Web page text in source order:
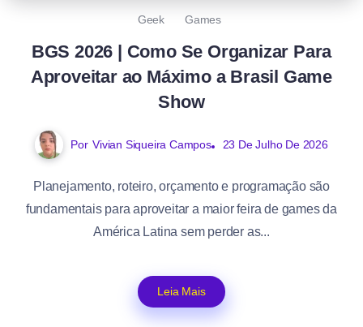
Geek Games
BGS 2026 | Como Se Organizar Para
Aproveitar ao Máximo a Brasil Game
Show
Por Vivian Siqueira Campos 23 De Julho De 2026
Planejamento, roteiro, orçamento e programação são
fundamentais para aproveitar a maior feira de games da
América Latina sem perder as...
Leia Mais